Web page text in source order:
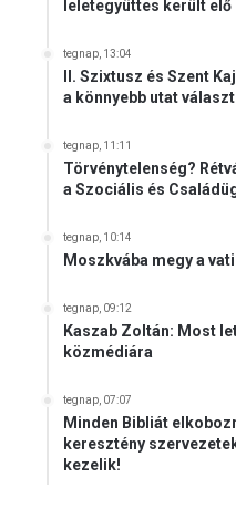
leletegyüttes került elő
tegnap, 13:04
II. Szixtusz és Szent
a könnyebb utat
tegnap, 11:11
Törvénytelenség?
a Szociális és
tegnap, 10:14
Moszkvába megy a
tegnap, 09:12
Kaszab Zoltán: Most
közmédiára
tegnap, 07:07
Minden Bibliát
keresztény
kezelik!